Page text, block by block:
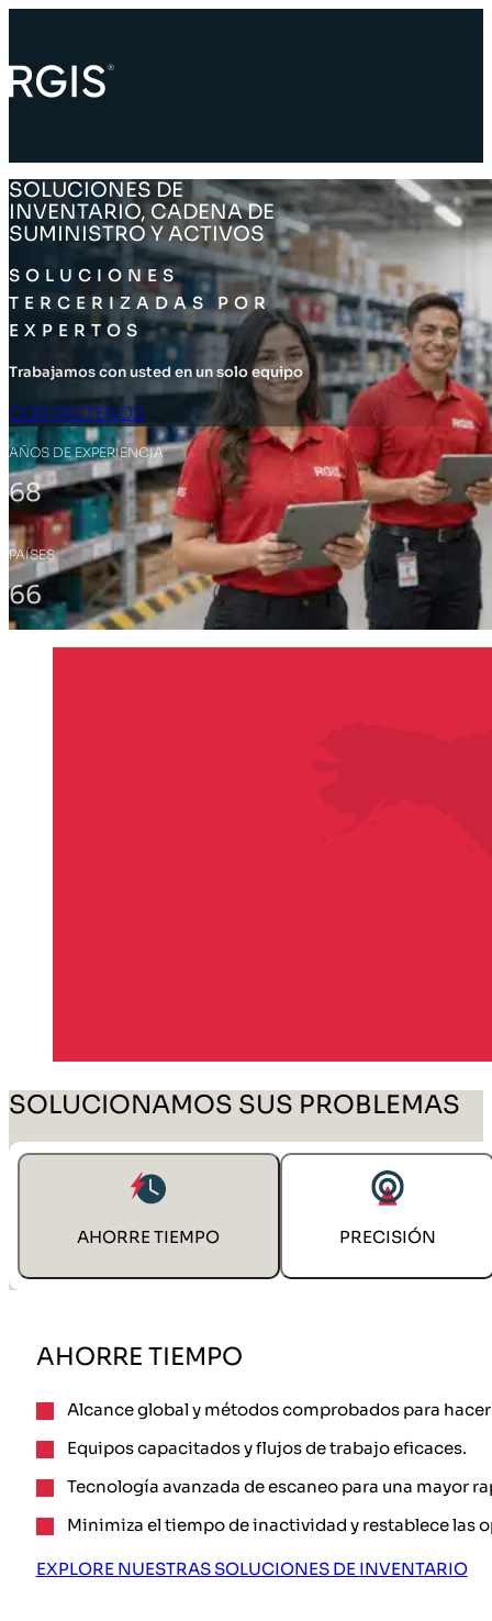
SOLUCIONES DE
INVENTARIO, CADENA DE
SUMINISTRO Y ACTIVOS
SOLUCIONES
TERCERIZADAS POR
EXPERTOS
Trabajamos con usted en un solo equipo
CONTÁCTENOS
AÑOS DE EXPERIENCIA
68
PAÍSES
66
SOLUCIONAMOS SUS PROBLEMAS
AHORRE TIEMPO PRECISIÓN
AHORRE TIEMPO
Alcance global y métodos comprobados para
Equipos capacitados y flujos de trabajo eficaces.
Tecnología avanzada de escaneo para una mayor
Minimiza el tiempo de inactividad y restablece las
EXPLORE NUESTRAS SOLUCIONES DE INVENTARIO